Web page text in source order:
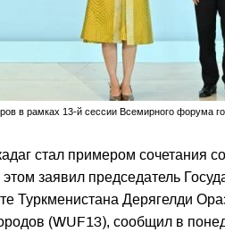
в рамках 13-й сессии Всемирного форума
стал примером сочетания
заявил председатель
Туркменистана Дерягелди
(WUF13), сообщил в